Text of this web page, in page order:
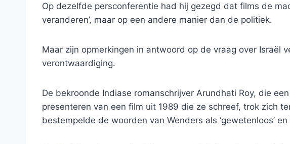
Op dezelfde persconferentie had hij gezegd dat films de
veranderen’, maar op een andere manier dan de politiek.
Maar zijn opmerkingen in antwoord op de vraag over Israël
verontwaardiging.
De bekroonde Indiase romanschrijver Arundhati Roy, die
presenteren van een film uit 1989 die ze schreef, trok zich
bestempelde de woorden van Wenders als ‘gewetenloos’ en